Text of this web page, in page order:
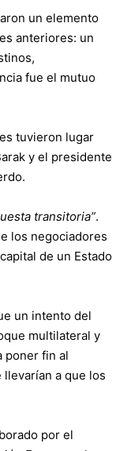
un elemento
anteriores: un
fue el mutuo
tuvieron lugar
y el presidente
transitoria”.
los negociadores
de un Estado
un intento del
multilateral y
poner fin al
a que los
por el